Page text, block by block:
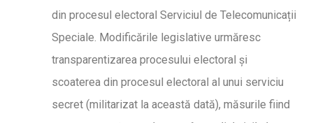
din procesul electoral Serviciul de Telecomunicații
Speciale. Modificările legislative urmăresc
transparentizarea procesului electoral și
scoaterea din procesul electoral al unui serviciu
secret (militarizat la această dată), măsurile fiind